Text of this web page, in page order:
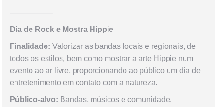
—————–
Dia de Rock e Mostra Hippie
Finalidade: Valorizar as bandas locais e regionais, de
todos os estilos, bem como mostrar a arte Hippie num
evento ao ar livre, proporcionando ao público um dia de
entretenimento em contato com a natureza.
Público-alvo: Bandas, músicos e comunidade.